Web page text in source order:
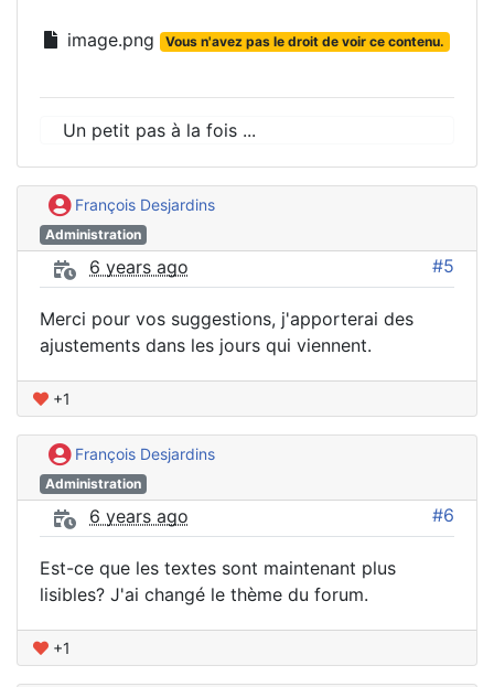
image.png Vous n'avez pas le droit de voir ce contenu.
Un petit pas à la fois ...
François Desjardins
Administration
6 years ago #5
Merci pour vos suggestions, j'apporterai des
ajustements dans les jours qui viennent.
+1
François Desjardins
Administration
6 years ago #6
Est-ce que les textes sont maintenant plus
lisibles? J'ai changé le thème du forum.
+1